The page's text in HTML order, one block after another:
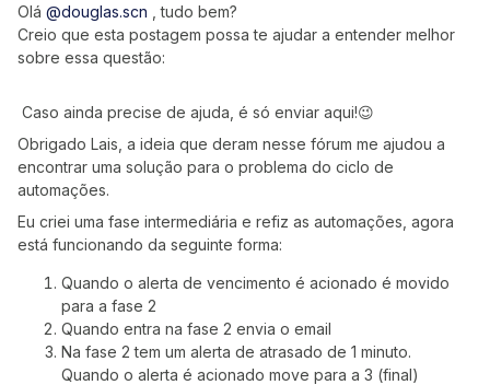
Olá @douglas.scn , tudo bem?
Creio que esta postagem possa te ajudar a entender melhor
sobre essa questão:
Caso ainda precise de ajuda, é só enviar aqui!😉
Obrigado Lais, a ideia que deram nesse fórum me ajudou a
encontrar uma solução para o problema do ciclo de
automações.
Eu criei uma fase intermediária e refiz as automações, agora
está funcionando da seguinte forma:
Quando o alerta de vencimento é acionado é movido
para a fase 2
Quando entra na fase 2 envia o email
Na fase 2 tem um alerta de atrasado de 1 minuto.
Quando o alerta é acionado move para a 3 (final)